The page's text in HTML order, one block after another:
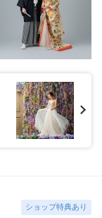
ショップ特典あり